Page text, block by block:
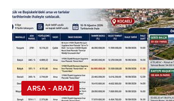
ARSA - ARAZİ